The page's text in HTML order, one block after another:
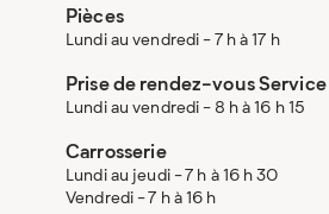
Pièces
Lundi au vendredi - 7 h à 17 h
Prise de rendez-vous Service
Lundi au vendredi - 8 h à 16 h 15
Carrosserie
Lundi au jeudi - 7 h à 16 h 30
Vendredi - 7 h à 16 h